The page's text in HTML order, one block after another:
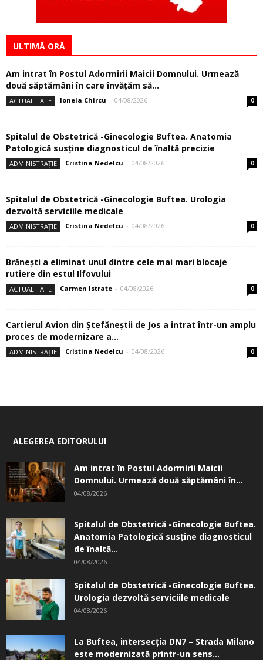
ULTIMĂ ORĂ
Am intrat în Postul Adormirii Maicii Domnului. Urmează
două săptămâni în care învăţăm să...
ACTUALITATE Ionela Chircu - 04/08/2026 0
Spitalul de Obstetrică -Ginecologie Buftea. Anatomia
Patologică susţine diagnosticul de înaltă precizie
ADMINISTRAȚIE Cristina Nedelcu - 04/08/2026 0
Spitalul de Obstetrică -Ginecologie Buftea. Urologia
dezvoltă serviciile medicale
ADMINISTRAȚIE Cristina Nedelcu - 04/08/2026 0
Brănești a eliminat unul dintre cele mai mari blocaje
rutiere din estul Ilfovului
ACTUALITATE Carmen Istrate - 04/08/2026 0
Cartierul Avion din Ştefăneştii de Jos a intrat într-un amplu
proces de modernizare a...
ADMINISTRAȚIE Cristina Nedelcu - 04/08/2026 0
ALEGEREA EDITORULUI
Am intrat în Postul Adormirii Maicii
Domnului. Urmează două săptămâni în...
04/08/2026
Spitalul de Obstetrică -Ginecologie Buftea.
Anatomia Patologică susţine diagnosticul
de înaltă...
04/08/2026
Spitalul de Obstetrică -Ginecologie Buftea.
Urologia dezvoltă serviciile medicale
04/08/2026
La Buftea, intersecţia DN7 – Strada Milano
este modernizată printr-un sens...